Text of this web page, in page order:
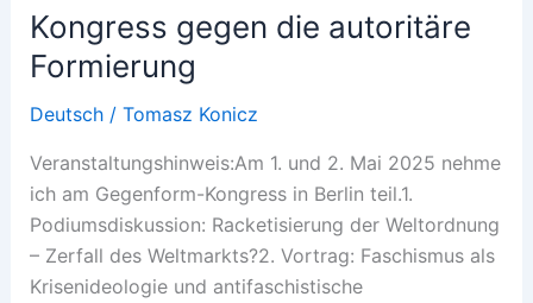
autoritäre
Formierung
Kongress gegen die autoritäre
Formierung
Deutsch/ Tomasz Konicz
Veranstaltungshinweis:Am 1. und 2. Mai 2025 nehme
ich am Gegenform-Kongress in Berlin teil.1.
Podiumsdiskussion: Racketisierung der Weltordnung
– Zerfall des Weltmarkts?2. Vortrag: Faschismus als
Krisenideologie und antifaschistische